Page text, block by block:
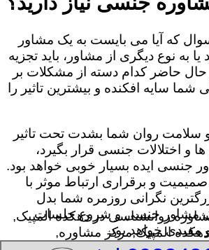
که آیا می بایست به یک مشاور
به نوع دیگری از مشاور، باید تجزیه
حال حاضر کدام دسته از مشکلات بر
سایه افکنده و بیشترین تاثیر را
سلامت روان شما بشدت تحت تاثیر
و اختلالات جنسی قرار بگیرد،
جنسی ایده بسیار خوبی خواهد بود.
صمیمیت و برقراری ارتباط موثر با
نگرانی روزمره شما بدل
مشاور جنسی و شروع جلسات
مفیدی خواهد بود.
روانشناسی در دهکده المپیک,
المپیک,مرکز مشاوره,